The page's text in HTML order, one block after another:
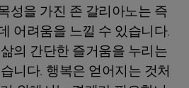
성을 가진 존 갈리아노는 즉
어려움을 느낄 수 있습니다.
의 간단한 즐거움을 누리는
니다. 행복은 얻어지는 것처